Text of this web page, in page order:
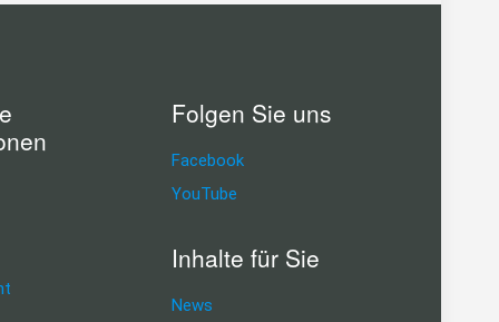
Folgen Sie uns
Facebook
YouTube
Inhalte für Sie
News